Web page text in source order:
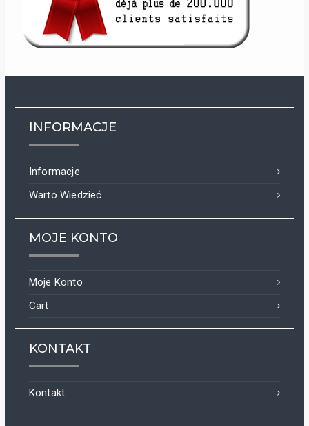
INFORMACJE
Informacje
Warto Wiedzieć
MOJE KONTO
Moje Konto
Cart
KONTAKT
Kontakt